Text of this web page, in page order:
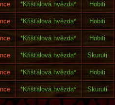
*Křišťálová hvězda* Hobiti
*Křišťálová hvězda* Hobiti
*Křišťálová hvězda* Hobiti
*Křišťálová hvězda* Skuruti
*Křišťálová hvězda* Hobiti
*Křišťálová hvězda* Skuruti